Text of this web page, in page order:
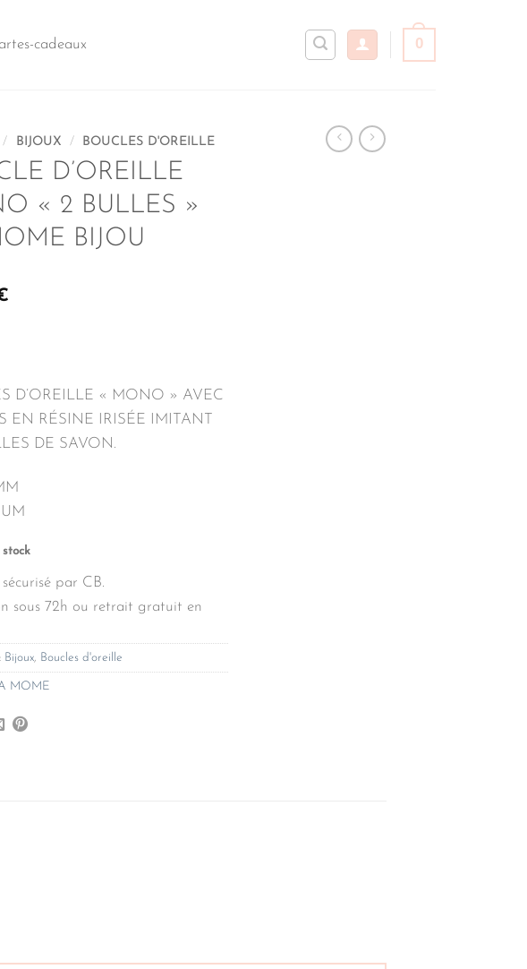
cadeaux 0
/ BIJOUX / BOUCLES D'OREILLE
D’OREILLE
« 2 BULLES »
BIJOU
D’OREILLE « MONO » AVEC
EN RÉSINE IRISÉE IMITANT
DE SAVON.
stock
par CB.
sous 72h ou retrait gratuit en
Bijoux, Boucles d'oreille
MOME